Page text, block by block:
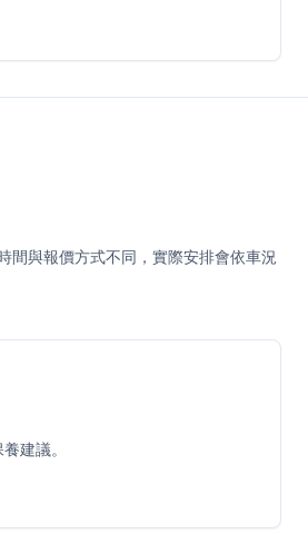
間與報價方式不同，實際安排會依車況
建議。